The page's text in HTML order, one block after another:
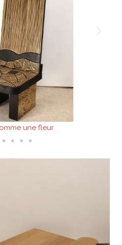
une fleur